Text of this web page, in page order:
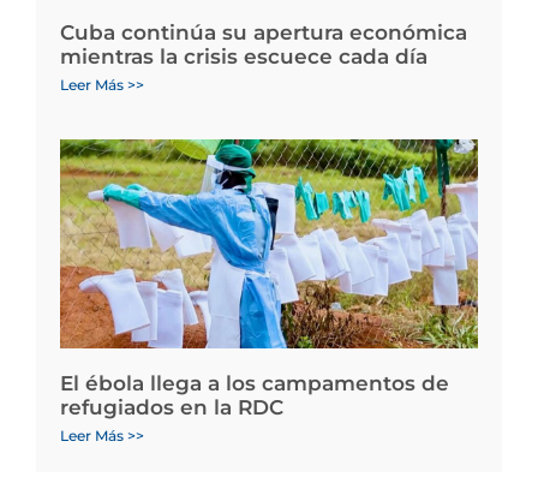
Cuba continúa su apertura económica
mientras la crisis escuece cada día
Leer Más >>
El ébola llega a los campamentos de
refugiados en la RDC
Leer Más >>